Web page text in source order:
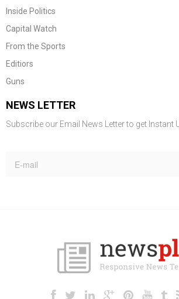
Inside Politics
Capital Watch
From the Sports
Editiors
Guns
NEWS LETTER
Subscribe our Email News Letter to get Instant